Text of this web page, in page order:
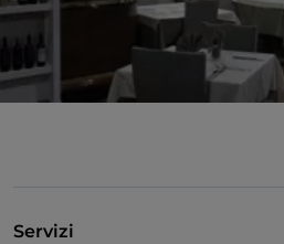
Servizi